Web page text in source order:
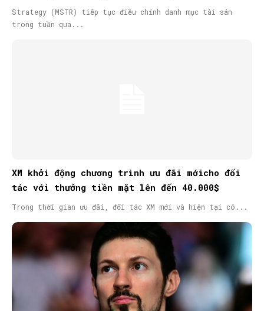
Strategy (MSTR) tiếp tục điều chỉnh danh mục tài sản
trong tuần qua...
XM khởi động chương trình ưu đãi mớicho đối
tác với thưởng tiền mặt lên đến 40.000$
Trong thời gian ưu đãi, đối tác XM mới và hiện tại có...